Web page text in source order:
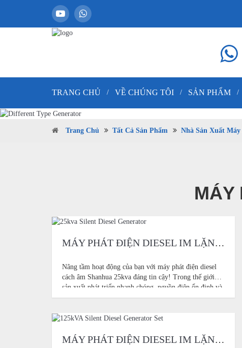
TRANG CHỦ / VỀ CHÚNG TÔI / SẢN PHẨM /
Trang Chủ Tất Cả Sản Phẩm Nhà Sản Xuất Máy
MÁY
MÁY PHÁT ĐIỆN DIESEL IM LẶNG 25KVA
Nâng tầm hoạt động của bạn với máy phát điện diesel
cách âm Shanhua 25kva đáng tin cậy! Trong thế giới
sản xuất phát triển nhanh chóng, nguồn điện ổn định và
đáng tin cậy không chỉ là nhu cầu thiết yếu. Nó là
MÁY PHÁT ĐIỆN DIESEL IM LẶNG 125KVA